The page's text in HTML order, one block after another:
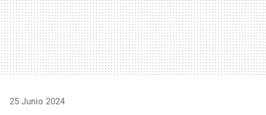
25 Junio 2024